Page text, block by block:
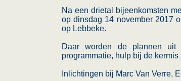
Na een drietal bijeenkomsten
op dinsdag 14 november 2017
op Lebbeke.
Daar worden de plannen uit
programmatie, hulp bij de
Inlichtingen bij Marc Van Verre,